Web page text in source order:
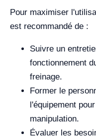
Pour maximiser
est recommandé de :
Suivre un
fonctionnement
freinage.
Former le
l'équipement
manipulation.
Évaluer les